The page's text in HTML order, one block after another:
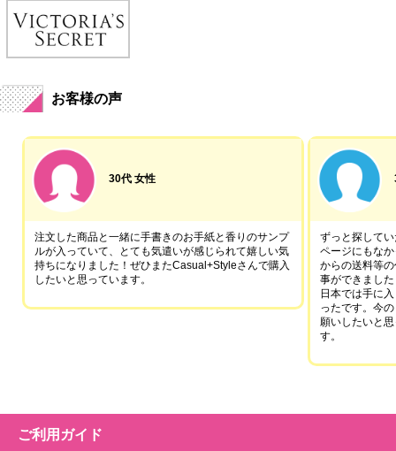
お客様の声
30代 女性
注文した商品と一緒に手書きのお手紙と香りのサンプ
ルが入っていて、とても気遣いが感じられて嬉しい気
持ちになりました！ぜひまたCasual+Styleさんで購入
したいと思っています。
ずっと探して
ページにもな
からの送料等
事ができました
日本では手に
ったです。今
願いしたいと
す。
ご利用ガイド